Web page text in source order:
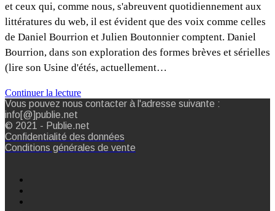
et ceux qui, comme nous, s'abreuvent quotidiennement aux
littératures du web, il est évident que des voix comme celles
de Daniel Bourrion et Julien Boutonnier comptent. Daniel
Bourrion, dans son exploration des formes brèves et sérielles
(lire son Usine d'étés, actuellement…
Continuer la lecture
Vous pouvez nous contacter à l'adresse suivante :
info[@]publie.net
© 2021 - Publie.net
Confidentialité des données
Conditions générales de vente